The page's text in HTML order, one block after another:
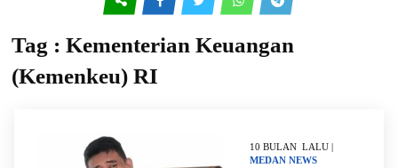
Tag : Kementerian Keuangan
(Kemenkeu) RI
10 BULAN LALU |
MEDAN NEWS